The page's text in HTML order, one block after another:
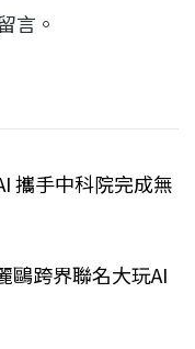
言。
攜手中科院完成無
鷗跨界聯名大玩AI